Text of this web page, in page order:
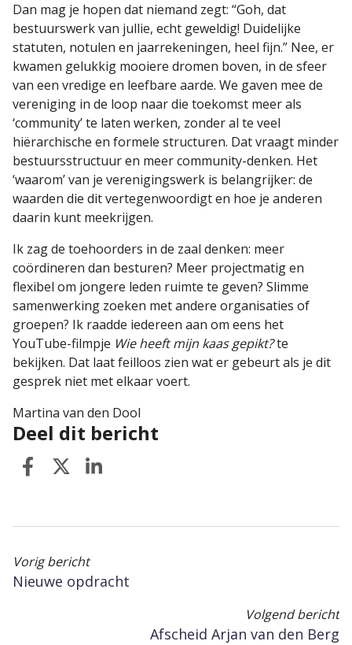
Dan mag je hopen dat niemand zegt: “Goh, dat
bestuurswerk van jullie, echt geweldig! Duidelijke
statuten, notulen en jaarrekeningen, heel fijn.” Nee, er
kwamen gelukkig mooiere dromen boven, in de sfeer
van een vredige en leefbare aarde. We gaven mee de
vereniging in de loop naar die toekomst meer als
‘community’ te laten werken, zonder al te veel
hiërarchische en formele structuren. Dat vraagt minder
bestuursstructuur en meer community-denken. Het
‘waarom’ van je verenigingswerk is belangrijker: de
waarden die dit vertegenwoordigt en hoe je anderen
daarin kunt meekrijgen.
Ik zag de toehoorders in de zaal denken: meer
coördineren dan besturen? Meer projectmatig en
flexibel om jongere leden ruimte te geven? Slimme
samenwerking zoeken met andere organisaties of
groepen? Ik raadde iedereen aan om eens het
YouTube-filmpje Wie heeft mijn kaas gepikt?te
bekijken. Dat laat feilloos zien wat er gebeurt als je dit
gesprek niet met elkaar voert.
Martina van den Dool
Deel dit bericht
Vorig bericht
Nieuwe opdracht
Volgend bericht
Afscheid Arjan van den Berg